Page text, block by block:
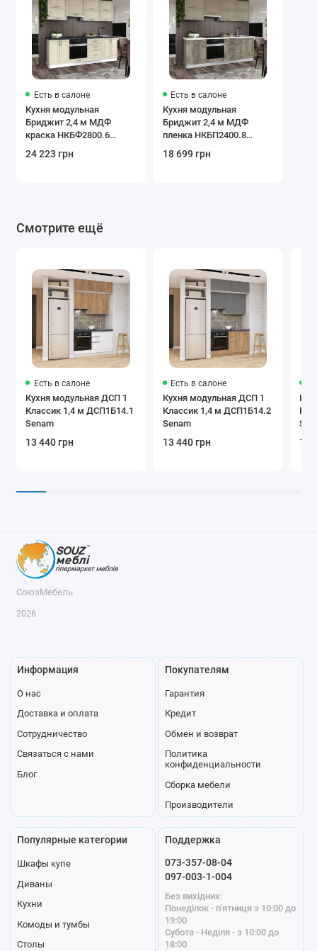
Есть в салоне
Кухня модульная
Бриджит 2,4 м МДФ
краска НКБФ2800.6
24 223 грн
Есть в салоне
Кухня модульная
Бриджит 2,4 м МДФ
пленка НКБП2400.8
18 699 грн
Смотрите ещё
Есть в салоне
Кухня модульная ДСП 1
Классик 1,4 м ДСП1Б14.1
Senam
13 440 грн
Есть в салоне
Кухня модульная ДСП 1
Классик 1,4 м ДСП1Б14.2
Senam
13 440 грн 13
СоюзМебель
2026
Информация
О нас
Доставка и оплата
Сотрудничество
Связаться с нами
Блог
Покупателям
Гарантия
Кредит
Обмен и возврат
Политика
конфиденциальности
Сборка мебели
Производители
Популярные категории
Шкафы купе
Диваны
Кухни
Комоды и тумбы
Столы
Поддержка
073-357-08-04
097-003-1-004
Без вихідних:
Понеділок - п'ятниця з 10:00 до
19:00
Субота - Неділя - з 10:00 до
18:00